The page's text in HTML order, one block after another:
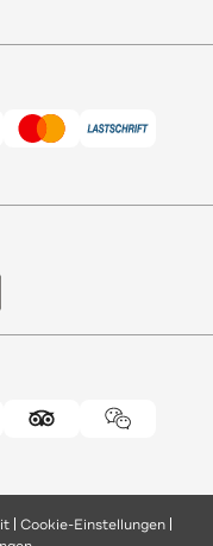
Cookie-Einstellungen